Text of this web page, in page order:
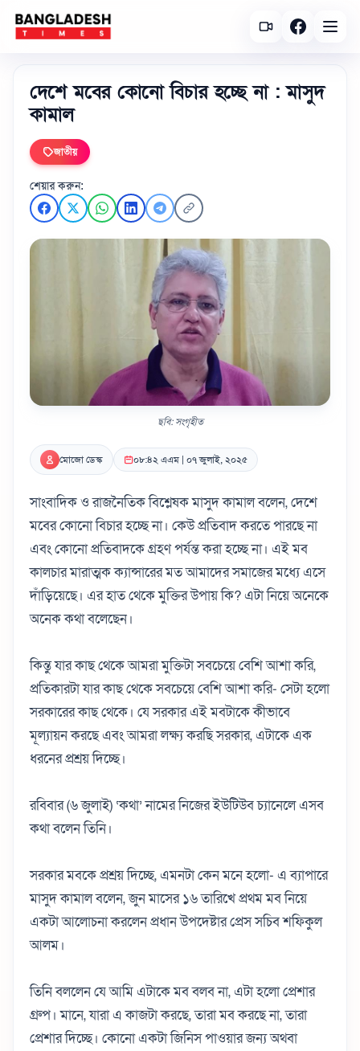
দেশে মবের কোনো বিচার হচ্ছে না : মাসুদ
কামাল
জাতীয়
শেয়ার করুন:
ছবি: সংগৃহীত
মোজো ডেস্ক ০৮:৪২ এএম | ০৭ জুলাই, ২০২৫
সাংবাদিক ও রাজনৈতিক বিশ্লেষক মাসুদ কামাল বলেন, দেশে
মবের কোনো বিচার হচ্ছে না। কেউ প্রতিবাদ করতে পারছে না
এবং কোনো প্রতিবাদকে গ্রহণ পর্যন্ত করা হচ্ছে না। এই মব
কালচার মারাত্মক ক্যান্সারের মত আমাদের সমাজের মধ্যে এসে
দাঁড়িয়েছে। এর হাত থেকে মুক্তির উপায় কি? এটা নিয়ে অনেকে
অনেক কথা বলেছেন।
কিন্তু যার কাছ থেকে আমরা মুক্তিটা সবচেয়ে বেশি আশা করি,
প্রতিকারটা যার কাছ থেকে সবচেয়ে বেশি আশা করি- সেটা হলো
সরকারের কাছ থেকে। যে সরকার এই মবটাকে কীভাবে
মূল্যায়ন করছে এবং আমরা লক্ষ্য করছি সরকার, এটাকে এক
ধরনের প্রশ্রয় দিচ্ছে।
রবিবার (৬ জুলাই) ‘কথা’ নামের নিজের ইউটিউব চ্যানেলে এসব
কথা বলেন তিনি।
সরকার মবকে প্রশ্রয় দিচ্ছে, এমনটা কেন মনে হলো- এ ব্যাপারে
মাসুদ কামাল বলেন, জুন মাসের ১৬ তারিখে প্রথম মব নিয়ে
একটা আলোচনা করলেন প্রধান উপদেষ্টার প্রেস সচিব শফিকুল
আলম।
তিনি বললেন যে আমি এটাকে মব বলব না, এটা হলো প্রেশার
গ্রুপ। মানে, যারা এ কাজটা করছে, তারা মব করছে না, তারা
প্রেশার দিচ্ছে। কোনো একটা জিনিস পাওয়ার জন্য অথবা